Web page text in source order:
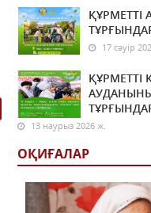
ҚҰРМЕТТІ
17 сәуір
13 наурыз 2026 ж.
ОҚИҒАЛАР